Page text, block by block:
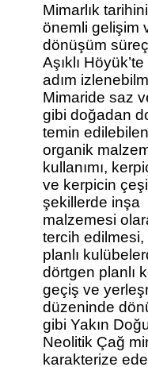
Mimarlık
önemli gelişim
dönüşüm
Aşıklı Höyük’te
adım
Mimaride saz
gibi doğadan
temin edilebilen
organik
kullanımı,
ve kerpicin
şekillerde inşa
malzemesi
tercih edilmesi,
planlı
dörtgen planlı
geçiş ve
düzeninde
gibi Yakın
Neolitik Çağ
karakterize